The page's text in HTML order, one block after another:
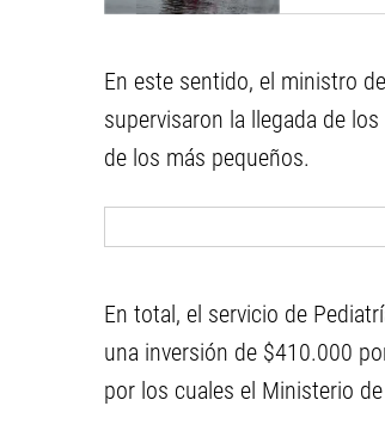
En este sentido, el ministro
supervisaron la llegada de
de los más pequeños.
En total, el servicio de
una inversión de $410.000
por los cuales el Ministerio